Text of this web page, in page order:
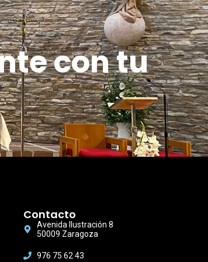
con tu
Contacto
Avenida Ilustración 8
50009 Zaragoza
976 75 62 43